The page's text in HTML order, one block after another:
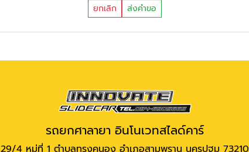
ยกเลิก ส่งคำขอ
รถยกศาลายา อินโนเวทสไลด์คาร์
29/4 หมู่ที่ 1 ตำบลทรงคนอง อำเภอสามพราน นครปฐม 73210